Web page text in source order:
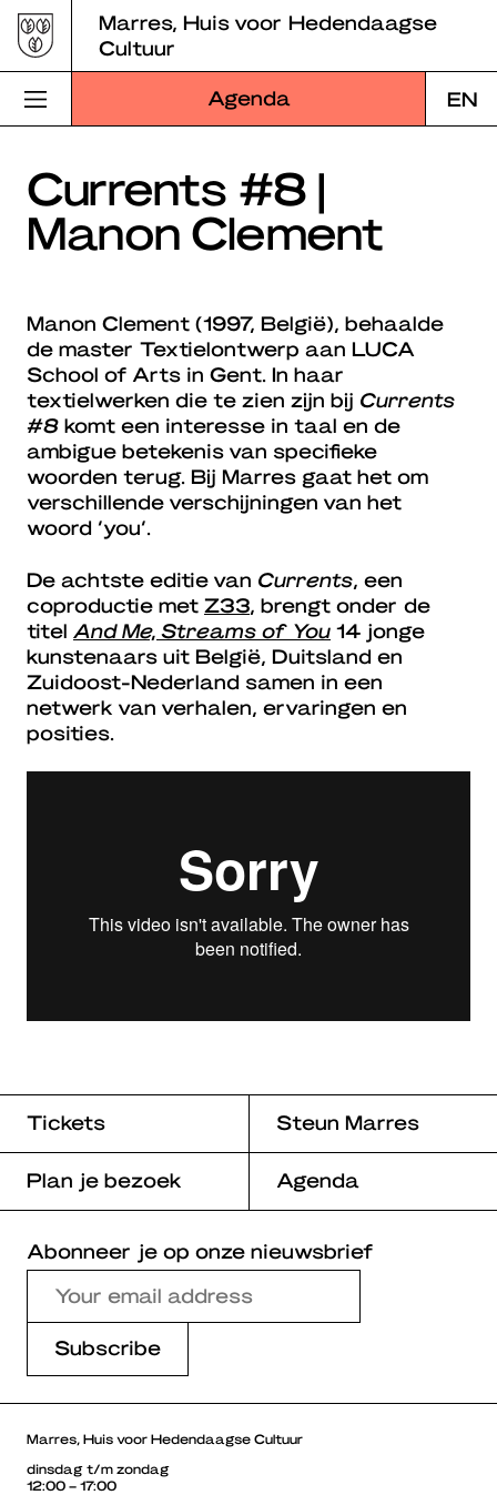
Skip
to
content
Marres, Huis voor Hedendaagse
Cultuur
Agenda EN
Bezoek Marres
Programma
Over Marres
Marres Kitchen
Shop
Zoek
Currents #8 |
Manon Clement
Manon Clement (1997, België), behaalde
de master Textielontwerp aan LUCA
School of Arts in Gent. In haar
textielwerken die te zien zijn bij Currents
#8 komt een interesse in taal en de
ambigue betekenis van specifieke
woorden terug. Bij Marres gaat het om
verschillende verschijningen van het
woord ‘you’.
De achtste editie van Currents, een
coproductie met Z33, brengt onder de
titel And Me, Streams of You 14 jonge
kunstenaars uit België, Duitsland en
Zuidoost-Nederland samen in een
netwerk van verhalen, ervaringen en
posities.
Tickets Steun Marres
Plan je bezoek Agenda
Abonneer je op onze nieuwsbrief
Marres, Huis voor Hedendaagse Cultuur
dinsdag t/m zondag
12:00 – 17:00